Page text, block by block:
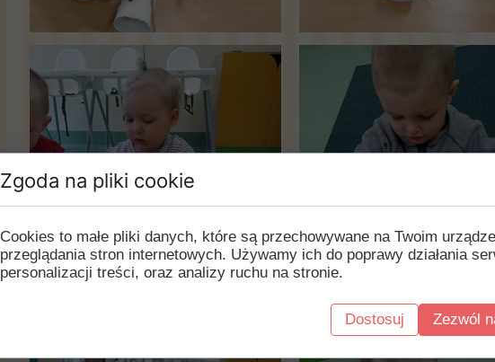
Zgoda na pliki cookie
Cookies to małe pliki danych, które są przechowywane na Twoim
przeglądania stron internetowych. Używamy ich do poprawy działania
personalizacji treści, oraz analizy ruchu na stronie.
Dostosuj Zezwól